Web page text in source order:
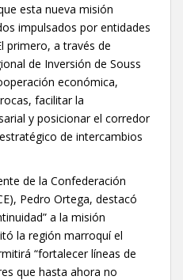
esta nueva misión
impulsados por entidades
primero, a través de
de Inversión de Souss
económica,
facilitar la
y posicionar el corredor
de intercambios
de la Confederación
Pedro Ortega, destacó
a la misión
la región marroquí el
“fortalecer líneas de
que hasta ahora no